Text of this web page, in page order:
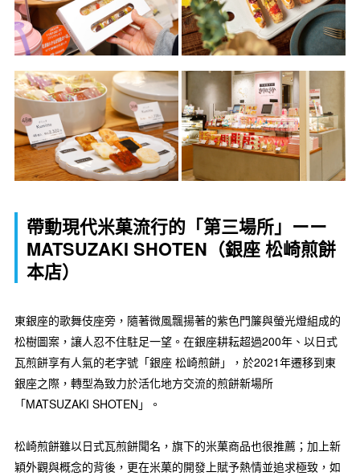
帶動現代米菓流行的「第三場所」ーー
MATSUZAKI SHOTEN（銀座 松崎煎餅
本店）
東銀座的歌舞伎座旁，隨著微風飄揚著的紫色門簾與螢光燈組成的
松樹圖案，讓人忍不住駐足一望。在銀座耕耘超過200年、以日式
瓦煎餅享有人氣的老字號「銀座 松崎煎餅」，於2021年遷移到東
銀座之際，轉型為致力於活化地方交流的煎餅新場所
「MATSUZAKI SHOTEN」。
松崎煎餅雖以日式瓦煎餅聞名，旗下的米菓商品也很推薦；加上新
穎外觀與概念的背後，更在米菓的開發上賦予熱情並追求極致，如